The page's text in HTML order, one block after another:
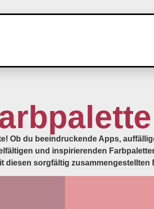
Ob du beeindruckende Apps,
und inspirierenden
diesen sorgfältig zusammengestellten